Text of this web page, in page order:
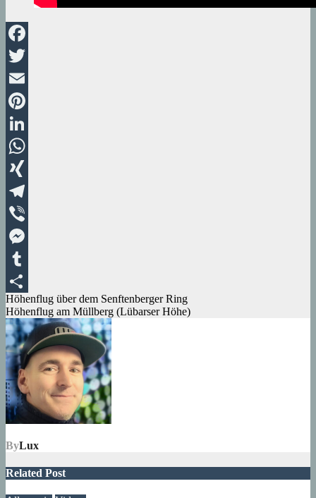
Facebook
Twitter
Email
Pinterest
LinkedIn
WhatsApp
XING
Telegram
Viber
Messenger
Tumblr
Teilen
Beitragsnavigation
Höhenflug über dem Senftenberger Ring
Höhenflug am Müllberg (Lübarser Höhe)
ByLux
Related Post